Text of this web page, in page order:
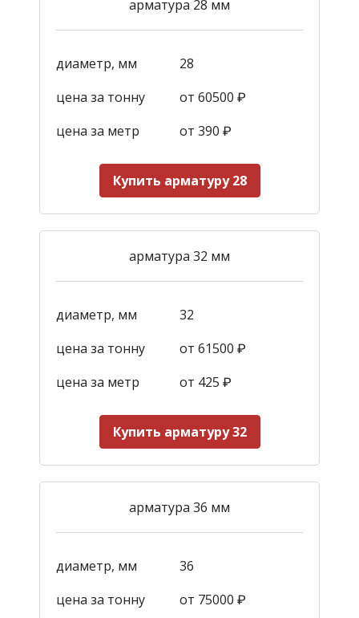
арматура 28 мм
диаметр, мм
28
цена за тонну
от 60500 ₽
цена за метр
от 390 ₽
Купить арматуру 28
арматура 32 мм
диаметр, мм
32
цена за тонну
от 61500 ₽
цена за метр
от 425 ₽
Купить арматуру 32
арматура 36 мм
диаметр, мм
36
цена за тонну
от 75000 ₽